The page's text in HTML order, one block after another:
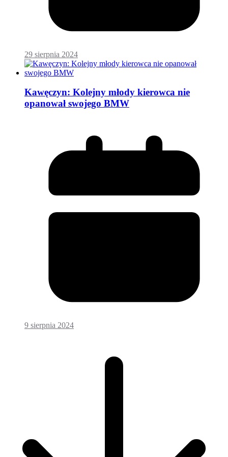
29 sierpnia 2024
Kawęczyn: Kolejny młody kierowca nie
opanował swojego BMW
9 sierpnia 2024